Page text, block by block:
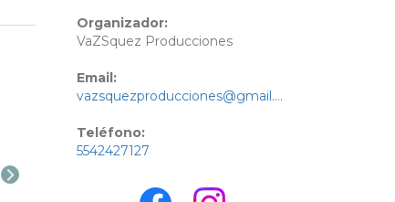
Organizador:
VaZSquez Producciones
Email:
vazsquezproducciones@gmail.com
Teléfono:
5542427127